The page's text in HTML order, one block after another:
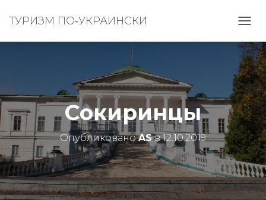
ТУРИЗМ ПО‑УКРАИНСКИ
Е
Р
Е
К
Л
Ю
Ч
И
Т
Ь
Н
А
В
И
Сокиринцы
ОпубликованоASв12.10.2019